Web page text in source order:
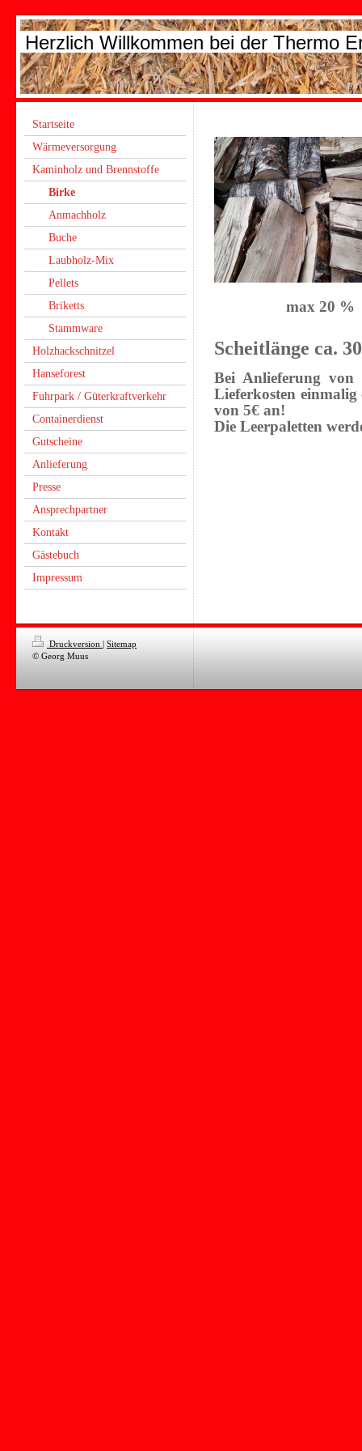
Herzlich Willkommen bei der Thermo
Startseite
Wärmeversorgung
Kaminholz und Brennstoffe
Birke
Anmachholz
Buche
Laubholz-Mix
Pellets
Briketts
Stammware
Holzhackschnitzel
Hanseforest
Fuhrpark / Güterkraftverkehr
Containerdienst
Gutscheine
Anlieferung
Presse
Ansprechpartner
Kontakt
Gästebuch
Impressum
max 20 %
Scheitlänge ca.
Bei Anlieferung von
Lieferkosten
von 5€ an!
Die Leerpaletten
Druckversion | Sitemap
© Georg Muus